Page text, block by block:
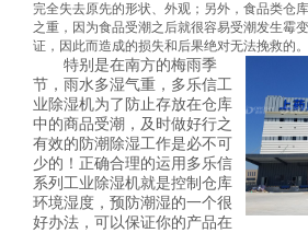
完全失去原先的形状、外观；另外，食品类仓
之重，因为食品受潮之后就很容易受潮发生霉
证，因此而造成的损失和后果绝对无法挽救的。
特别是在南方的梅雨季
节，雨水多湿气重，多乐信工
业除湿机为了防止存放在仓库
中的商品受潮，及时做好行之
有效的防潮除湿工作是必不可
少的！正确合理的运用多乐信
系列工业除湿机就是控制仓库
环境湿度，预防潮湿的一个很
好办法，可以保证你的产品在